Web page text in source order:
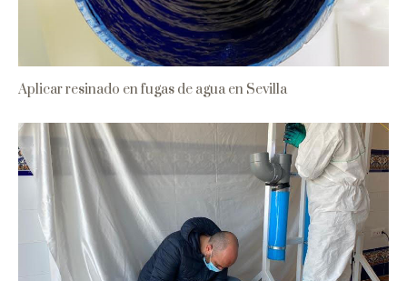
Aplicar resinado en fugas de agua en Sevilla